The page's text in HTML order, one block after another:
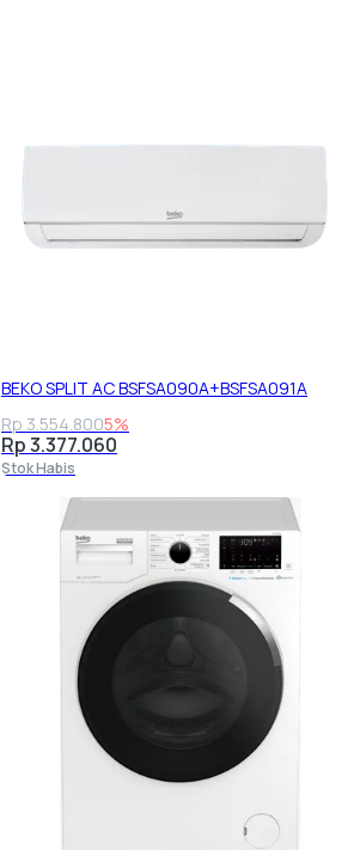
BEKO SPLIT AC BSFSA090A+BSFSA091A
Rp 3.554.8005%
Rp 3.377.060
Stok Habis